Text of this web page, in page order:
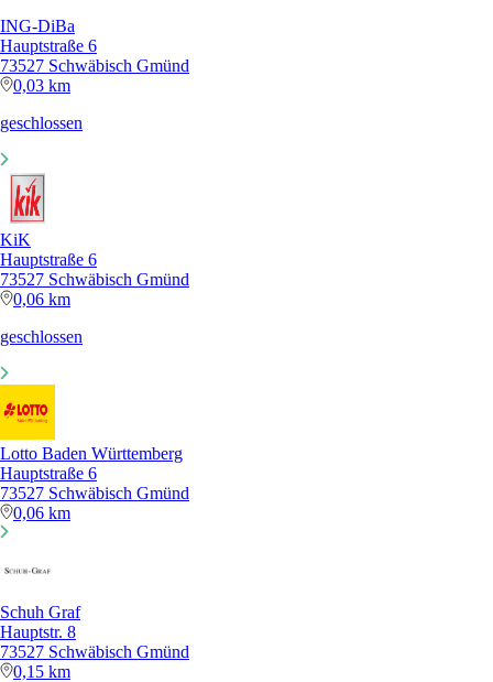
ING-DiBa
Hauptstraße 6
73527 Schwäbisch Gmünd
0,03 km
geschlossen
KiK
Hauptstraße 6
73527 Schwäbisch Gmünd
0,06 km
geschlossen
Lotto Baden Württemberg
Hauptstraße 6
73527 Schwäbisch Gmünd
0,06 km
Schuh Graf
Hauptstr. 8
73527 Schwäbisch Gmünd
0,15 km